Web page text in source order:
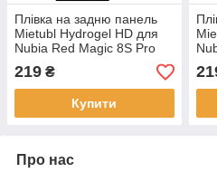
Плівка на задню панель
Mietubl Hydrogel HD для
Nubia Red Magic 8S Pro
219 ₴
Купити
Про нас